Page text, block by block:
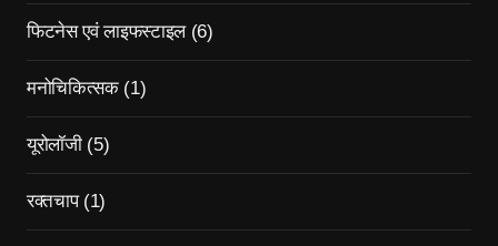
फिटनेस एवं लाइफस्टाइल(6)
मनोचिकित्सक(1)
यूरोलॉजी(5)
रक्तचाप(1)